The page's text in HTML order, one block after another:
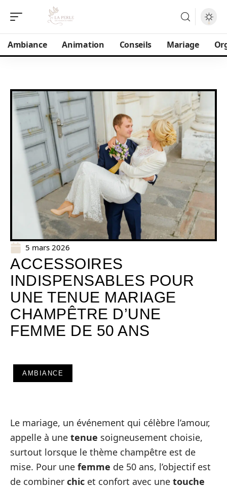
Ambiance Animation Conseils Mariage
5 mars 2026
ACCESSOIRES
INDISPENSABLES POUR
UNE TENUE MARIAGE
CHAMPÊTRE D’UNE
FEMME DE 50 ANS
AMBIANCE
Le mariage, un événement qui célèbre l’amour,
appelle à une tenue soigneusement choisie,
surtout lorsque le thème champêtre est de
mise. Pour une femme de 50 ans, l’objectif est
de combiner chic et confort avec une touche